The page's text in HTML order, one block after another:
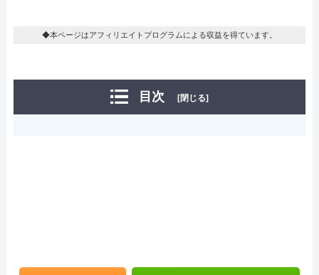
◆本ページはアフィリエイトプログラムによる収益を得ています。
目次 [閉じる]